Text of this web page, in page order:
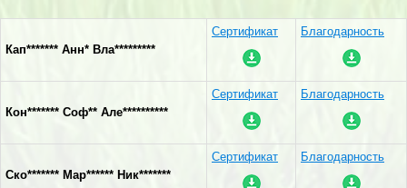
Кап******* Анн* Вла*********
Сертификат Благодарность
Кон******* Соф** Але**********
Сертификат Благодарность
Ско******* Мар****** Ник*******
Сертификат Благодарность